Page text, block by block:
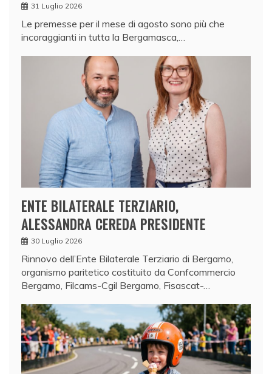
31 Luglio 2026
Le premesse per il mese di agosto sono più che
incoraggianti in tutta la Bergamasca,…
ENTE BILATERALE TERZIARIO,
ALESSANDRA CEREDA PRESIDENTE
30 Luglio 2026
Rinnovo dell’Ente Bilaterale Terziario di Bergamo,
organismo paritetico costituito da Confcommercio
Bergamo, Filcams-Cgil Bergamo, Fisascat-…